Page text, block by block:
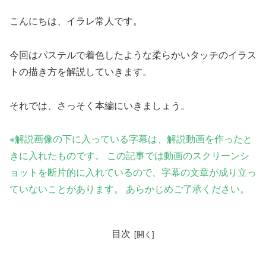
こんにちは、イラレ常人です。
今回はパステルで着色したような柔らかいタッチのイラス
トの描き方を解説していきます。
それでは、さっそく本編にいきましょう。
※解説画像の下に入っている字幕は、解説動画を作ったと
きに入れたものです。 この記事では動画のスクリーンシ
ョットを断片的に入れているので、字幕の文章が成り立っ
ていないことがあります。 あらかじめご了承ください。
目次